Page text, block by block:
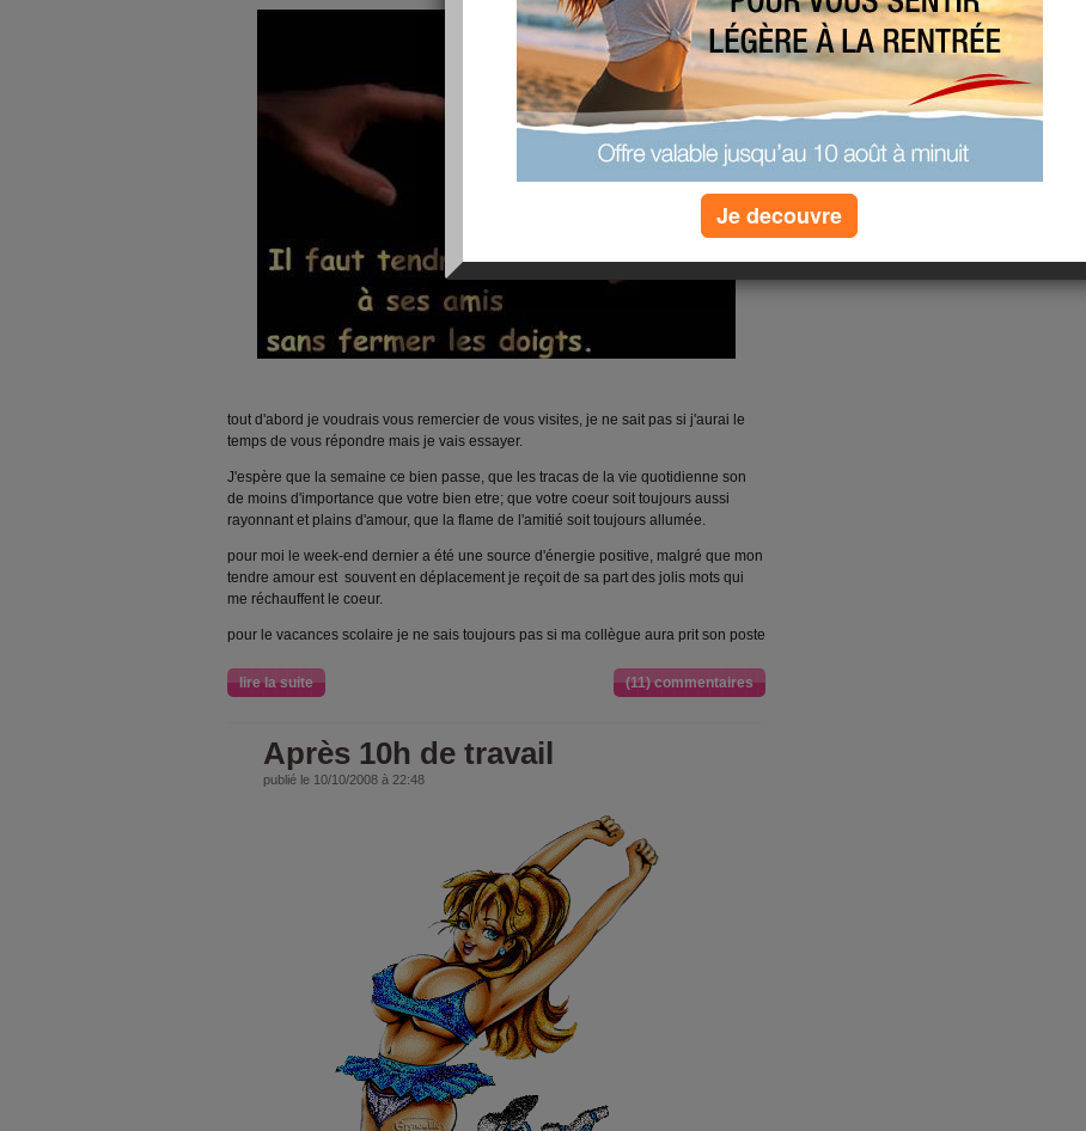
tout d'abord je voudrais vous remercier de vous visites, je ne sait pas si j'aurai le
temps de vous répondre mais je vais essayer.
J'espère que la semaine ce bien passe, que les tracas de la vie quotidienne son
de moins d'importance que votre bien etre; que votre coeur soit toujours aussi
rayonnant et plains d'amour, que la flame de l'amitié soit toujours allumée.
pour moi le week-end dernier a été une source d'énergie positive, malgré que mon
tendre amour est souvent en déplacement je reçoit de sa part des jolis mots qui
me réchauffent le coeur.
pour le vacances scolaire je ne sais toujours pas si ma collègue aura prit son poste
lire la suite (11) commentaires
Après 10h de travail
publié le 10/10/2008 à 22:48
Je decouvre